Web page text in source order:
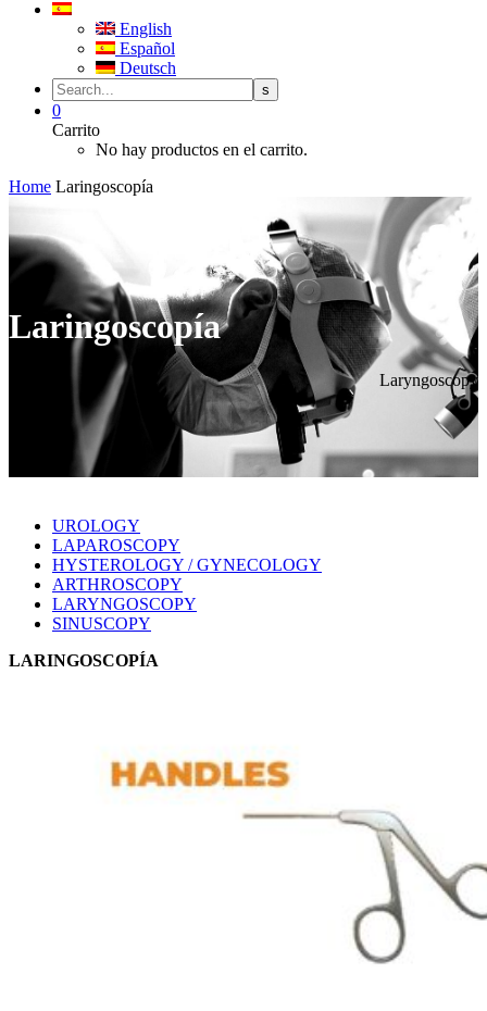
English
Español
Deutsch
0
Carrito
No hay productos en el carrito.
Home Laringoscopía
Laringoscopía
Laryngoscopy
UROLOGY
LAPAROSCOPY
HYSTEROLOGY / GYNECOLOGY
ARTHROSCOPY
LARYNGOSCOPY
SINUSCOPY
LARINGOSCOPÍA